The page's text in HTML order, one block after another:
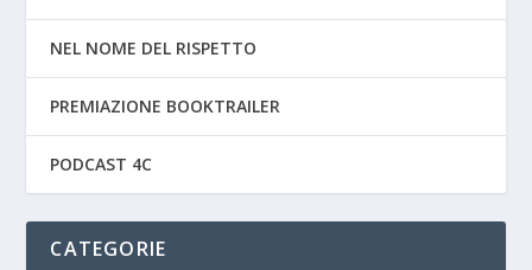
NEL NOME DEL RISPETTO
PREMIAZIONE BOOKTRAILER
PODCAST 4C
CATEGORIE